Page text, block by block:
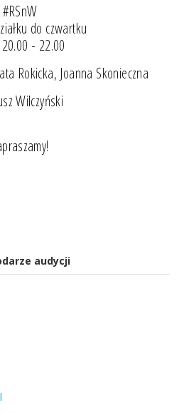
#RSnW
do czwartku
- 22.00
Rokicka, Joanna Skonieczna
Wilczyński
audycji